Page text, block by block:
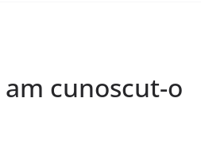
am cunoscut-o